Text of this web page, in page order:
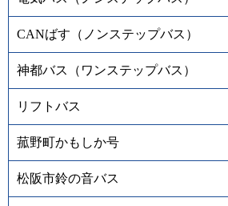
CANばす（ノンステップバス）
神都バス（ワンステップバス）
リフトバス
菰野町かもしか号
松阪市鈴の音バス